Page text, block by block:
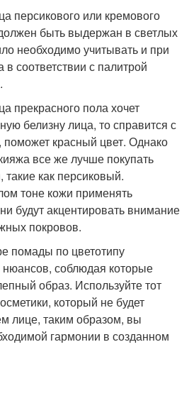
персикового или кремового
быть выдержан в светлых
необходимо учитывать и при
соответствии с палитрой
прекрасного пола хочет
белизну лица, то справится с
поможет красный цвет. Однако
все же лучше покупать
такие как персиковый.
тоне кожи применять
будут акцентировать внимание
покровов.
помады по цветотипу
соблюдая которые
образ. Используйте тот
который не будет
лице, таким образом, вы
гармонии в созданном